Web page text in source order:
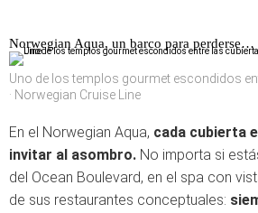
Norwegian Aqua, un barco para perderse…
Uno de los templos gourmet escondidos
· Norwegian Cruise Line
En el Norwegian Aqua, cada cubierta
invitar al asombro. No importa si
del Ocean Boulevard, en el spa con
de sus restaurantes conceptuales: